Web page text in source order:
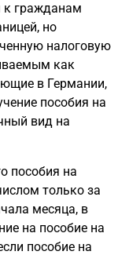
к гражданам
но
налоговую
как
в Германии,
пособия на
вид на
пособия на
только за
месяца, в
на пособие на
пособие на